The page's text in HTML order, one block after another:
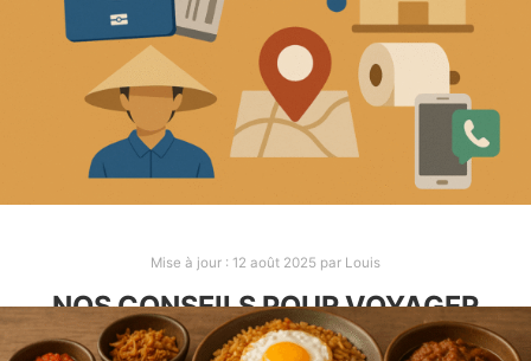
Mise à jour : 12 août 2025 par Louis
NOS CONSEILS POUR VOYAGER
EN INDONÉSIE